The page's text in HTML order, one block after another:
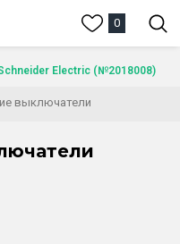
0
Electric (№2018008)
выключатели